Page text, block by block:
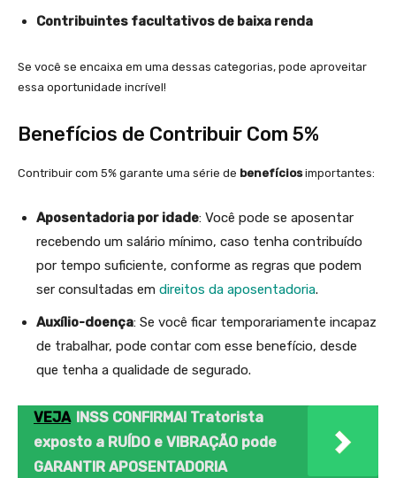
Contribuintes facultativos de baixa renda
Se você se encaixa em uma dessas categorias, pode aproveitar
essa oportunidade incrível!
Benefícios de Contribuir Com 5%
Contribuir com 5% garante uma série de benefíciosimportantes:
Aposentadoria por idade: Você pode se aposentar
recebendo um salário mínimo, caso tenha contribuído
por tempo suficiente, conforme as regras que podem
ser consultadas em direitos da aposentadoria.
Auxílio-doença: Se você ficar temporariamente incapaz
de trabalhar, pode contar com esse benefício, desde
que tenha a qualidade de segurado.
VEJA INSS CONFIRMA! Tratorista
exposto a RUÍDO e VIBRAÇÃO pode
GARANTIR APOSENTADORIA